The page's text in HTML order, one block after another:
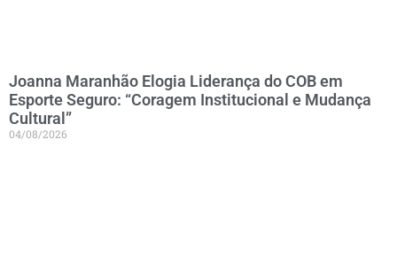
Joanna Maranhão Elogia Liderança do COB em
Esporte Seguro: “Coragem Institucional e Mudança
Cultural”
04/08/2026